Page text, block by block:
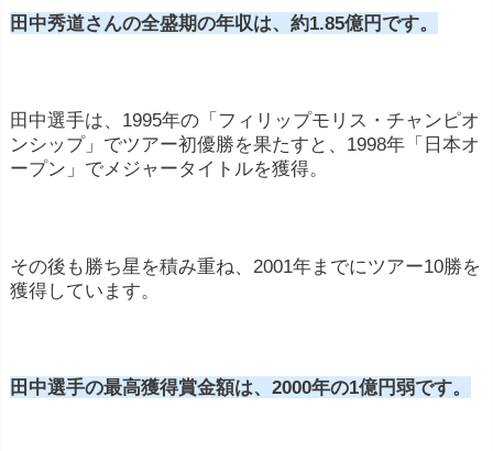
ツアーに出場しなければ、収入は0円です
田中秀道さんの全盛期の年収は、約1.85億円です。
田中選手は、1995年の「フィリップモリス・チャンピオ
ンシップ」でツアー初優勝を果たすと、1998年「日本オ
ープン」でメジャータイトルを獲得。
その後も勝ち星を積み重ね、2001年までにツアー10勝を
獲得しています。
田中選手の最高獲得賞金額は、2000年の1億円弱です。